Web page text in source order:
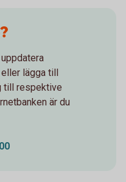
lägga till
till respektive
är du